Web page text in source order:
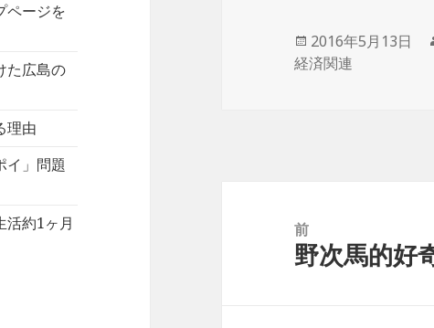
ページを
た広島の
理由
イ」問題
活約1ヶ月
投
稿
2016年5月13日
経済関連
前
前
野次馬的好